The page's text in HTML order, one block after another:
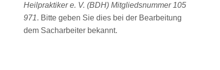
Heilpraktiker e. V. (BDH) Mitgliedsnummer 105
971. Bitte geben Sie dies bei der Bearbeitung
dem Sacharbeiter bekannt.